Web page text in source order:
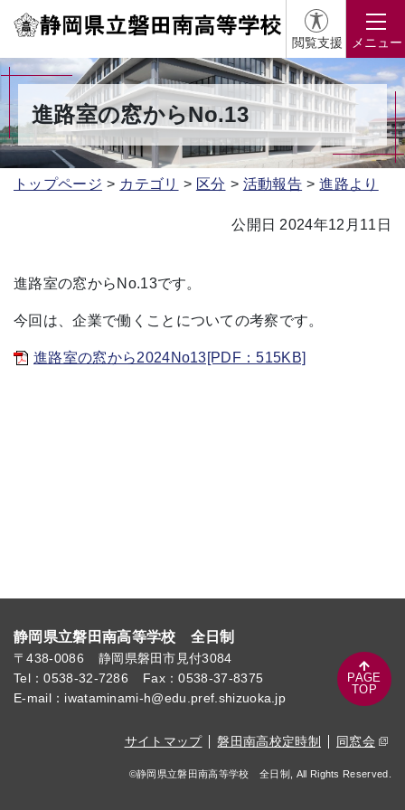
閲覧支援 メニュー
進路室の窓からNo.13
トップページ カテゴリ 区分 活動報告 進路より
公開日 2024年12月11日
進路室の窓からNo.13です。
今回は、企業で働くことについての考察です。
進路室の窓から2024No13[PDF：515KB]
静岡県立磐田南高等学校 全日制
〒438-0086
静岡県磐田市見付3084
Tel：0538-32-7286
Fax：0538-37-8375
E-mail：iwataminami-h@edu.pref.shizuoka.jp
サイトマップ 磐田南高校定時制 同窓会
©静岡県立磐田南高等学校 全日制, All Rights Reserved.
PAGE
TOP